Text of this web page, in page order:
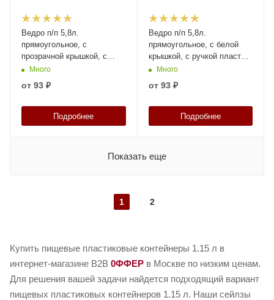
Ведро п/п 5,8л.
прямоугольное, с
прозрачной крышкой, с
ручкой пластик, код: 37376
Много
от 93 ₽
Подробнее
Ведро п/п 5,8л.
прямоугольное, с белой
крышкой, с ручкой пластик,
код: 37375
Много
от 93 ₽
Подробнее
Показать еще
1 2
Купить пищевые пластиковые контейнеры 1.15 л в
интернет-магазине B2B 0ФФЕР в Москве по низким ценам.
Для решения вашей задачи найдется подходящий вариант
пищевых пластиковых контейнеров 1.15 л. Наши сейлзы